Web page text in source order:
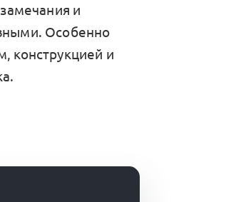
и
Особенно
конструкцией и